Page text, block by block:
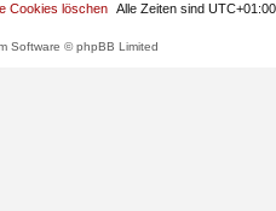
Alle Zeiten sind UTC+01:00
Cookies löschen
Software © phpBB Limited